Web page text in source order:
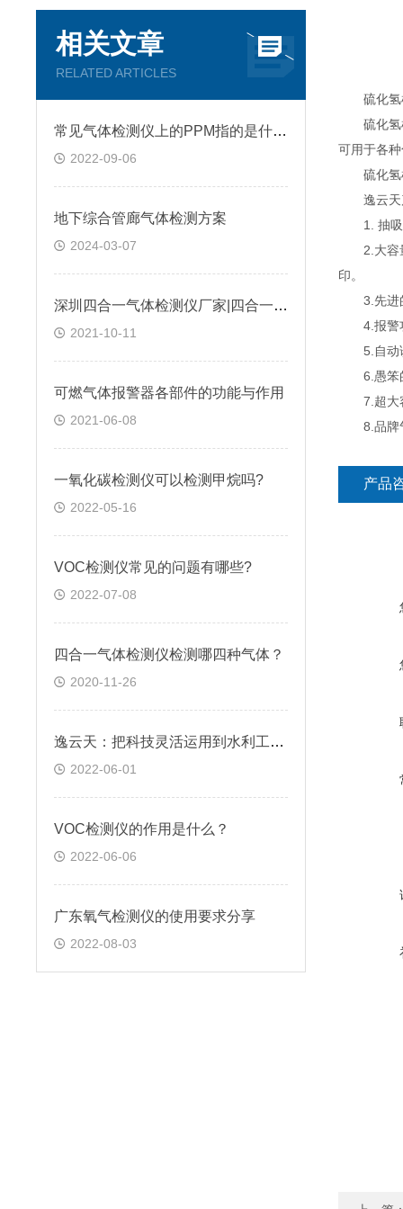
相关文章
RELATED ARTICLES
常见气体检测仪上的PPM指的是什么?
2022-09-06
地下综合管廊气体检测方案
2024-03-07
深圳四合一气体检测仪厂家|四合一气体检测仪是如何进行工作的?@台风资讯
2021-10-11
可燃气体报警器各部件的功能与作用
2021-06-08
一氧化碳检测仪可以检测甲烷吗?
2022-05-16
VOC检测仪常见的问题有哪些?
2022-07-08
四合一气体检测仪检测哪四种气体？
2020-11-26
逸云天：把科技灵活运用到水利工程气体检测中
2022-06-01
VOC检测仪的作用是什么？
2022-06-06
广东氧气检测仪的使用要求分享
2022-08-03
硫化氢
硫化氢检
可用于各
硫化氢
逸云天产
1. 抽吸式
2.大容量
印。
3.先进的
4.报警功
5.自动诊
6.愚笨的
7.超大容
8.品牌气
产品